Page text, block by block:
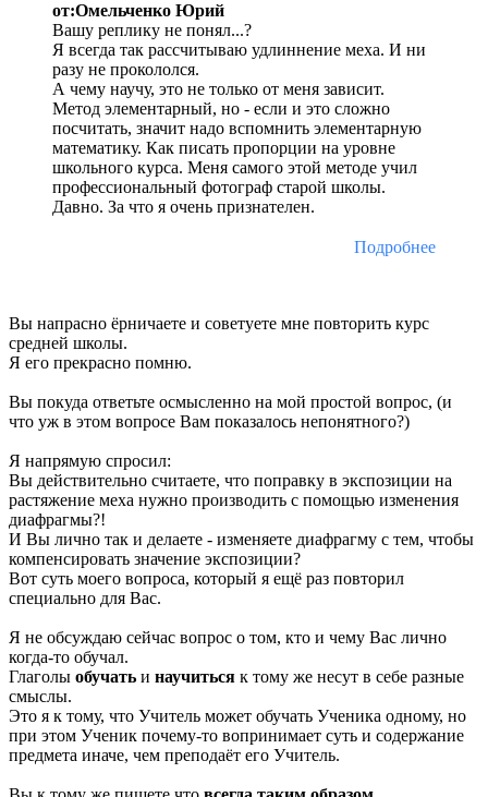
от:Омельченко Юрий
Вашу реплику не понял...?
Я всегда так рассчитываю удлиннение меха. И ни
разу не прокололся.
А чему научу, это не только от меня зависит.
Метод элементарный, но - если и это сложно
посчитать, значит надо вспомнить элементарную
математику. Как писать пропорции на уровне
школьного курса. Меня самого этой методе учил
профессиональный фотограф старой школы.
Давно. За что я очень признателен.
Подробнее
Вы напрасно ёрничаете и советуете мне повторить курс
средней школы.
Я его прекрасно помню.
Вы покуда ответьте осмысленно на мой простой вопрос, (и
что уж в этом вопросе Вам показалось непонятного?)
Я напрямую спросил:
Вы действительно считаете, что поправку в экспозиции на
растяжение меха нужно производить с помощью изменения
диафрагмы?!
И Вы лично так и делаете - изменяете диафрагму с тем, чтобы
компенсировать значение экспозиции?
Вот суть моего вопроса, который я ещё раз повторил
специально для Вас.
Я не обсуждаю сейчас вопрос о том, кто и чему Вас лично
когда-то обучал.
Глаголы обучать и научиться к тому же несут в себе разные
смыслы.
Это я к тому, что Учитель может обучать Ученика одному, но
при этом Ученик почему-то вопринимает суть и содержание
предмета иначе, чем преподаёт его Учитель.